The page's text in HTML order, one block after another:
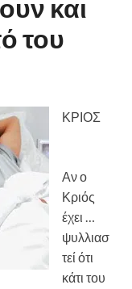
και
του
ΚΡΙΟΣ
Αν ο
Κριός
έχει …
ψυλλιασ
τεί ότι
κάτι του